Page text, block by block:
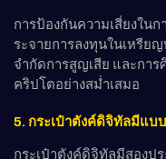
การป้องกันความเสี่ยงใน
ระจายการลงทุนในเหรีย
จำกัดการสูญเสีย และกา
คริปโตอย่างสม่ำเสมอ
5. กระเป๋าตังค์ดิจิทัลมีแบ
กระเป๋าตังค์ดิจิทัลมีสองป